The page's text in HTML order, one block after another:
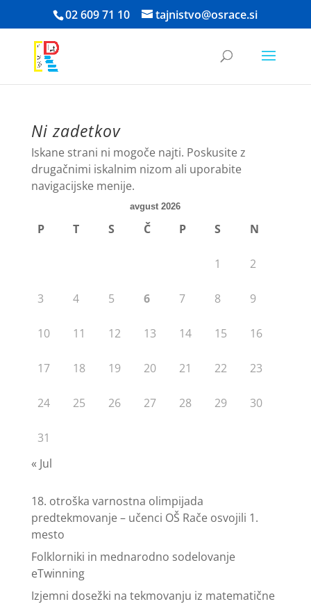
02 609 71 10 tajnistvo@osrace.si
Ni zadetkov
Iskane strani ni mogoče najti. Poskusite z
drugačnimi iskalnim nizom ali uporabite
navigacijske menije.
avgust 2026
P T S Č P S N
1 2
3 4 5 6 7 8 9
10 11 12 13 14 15 16
17 18 19 20 21 22 23
24 25 26 27 28 29 30
31
« Jul
18. otroška varnostna olimpijada
predtekmovanje – učenci OŠ Rače osvojili 1.
mesto
Folklorniki in mednarodno sodelovanje
eTwinning
Izjemni dosežki na tekmovanju iz matematične